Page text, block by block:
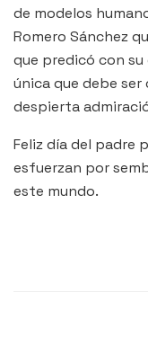
de modelos
Romero Sánchez
que predicó con
única que debe
despierta
Feliz día del padre
esfuerzan por
este mundo.